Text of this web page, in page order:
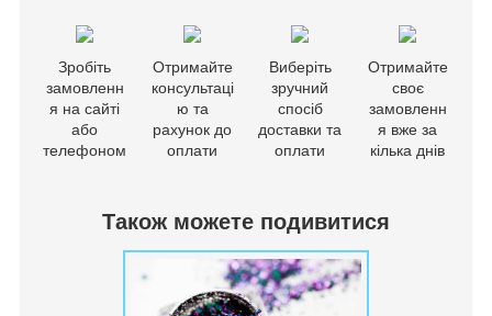
Зробіть
замовленн
я на сайті
або
телефоном
Отримайте
консультаці
ю та
рахунок до
оплати
Виберіть
зручний
спосіб
доставки та
оплати
Отримайте
своє
замовленн
я вже за
кілька днів
Також можете подивитися